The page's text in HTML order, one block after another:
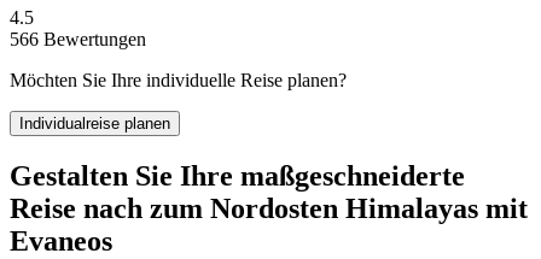
4.5
566 Bewertungen
Möchten Sie Ihre individuelle Reise planen?
Individualreise planen
Gestalten Sie Ihre maßgeschneiderte
Reise nach zum Nordosten Himalayas mit
Evaneos